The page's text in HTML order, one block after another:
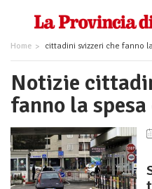
Home cittadini svizzeri che fanno la spesa oltre
Notizie
fanno la